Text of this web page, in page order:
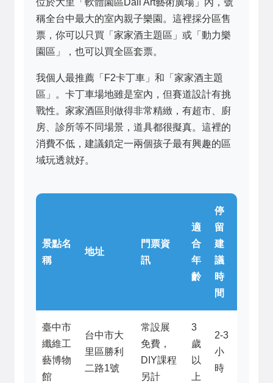
位於大里「軟體園區Dali Art藝術廣場」內，號
稱全台中最大的室內親子樂園。這裡採分區售
票，你可以只買「家家酒主題區」或「動力樂
園區」，也可以買全區套票。
我個人最推薦「F2卡丁車」和「家家酒主題
區」。卡丁車場地雖是室內，但賽道設計有挑
戰性。家家酒區則做得非常精緻，有超市、廚
房、診所等不同場景，道具都很擬真。這裡的
消費不低，建議鎖定一兩個孩子最有興趣的區
域玩透就好。
景點名
稱
地址
門票資
訊
適
合
年
齡
停
留
建
議
時
間
臺中市
纖維工
藝博物
館
台中市大
里區勝利
二路1號
常設展
免費，
DIY課程
另計
3
歲
以
上
2-3
小
時